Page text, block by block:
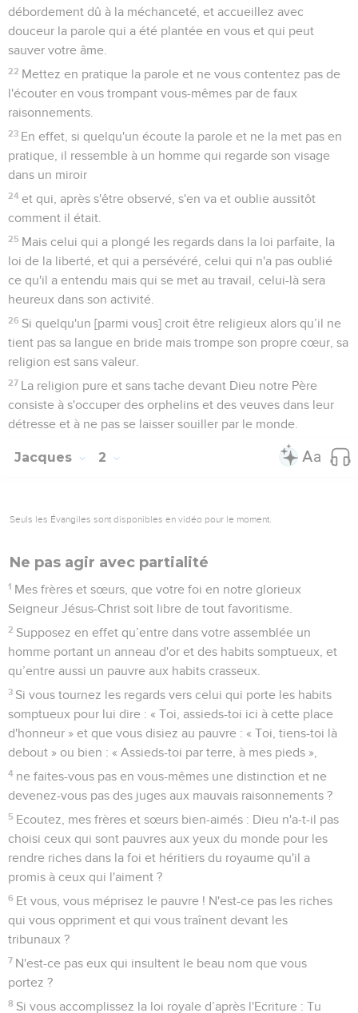
débordement dû à la méchanceté, et accueillez avec
douceur la parole qui a été plantée en vous et qui peut
sauver votre âme.
22 Mettez en pratique la parole et ne vous contentez pas de
l'écouter en vous trompant vous-mêmes par de faux
raisonnements.
23 En effet, si quelqu'un écoute la parole et ne la met pas en
pratique, il ressemble à un homme qui regarde son visage
dans un miroir
24 et qui, après s'être observé, s'en va et oublie aussitôt
comment il était.
25 Mais celui qui a plongé les regards dans la loi parfaite, la
loi de la liberté, et qui a persévéré, celui qui n'a pas oublié
ce qu'il a entendu mais qui se met au travail, celui-là sera
heureux dans son activité.
26 Si quelqu'un [parmi vous] croit être religieux alors qu’il ne
tient pas sa langue en bride mais trompe son propre cœur, sa
religion est sans valeur.
27 La religion pure et sans tache devant Dieu notre Père
consiste à s'occuper des orphelins et des veuves dans leur
détresse et à ne pas se laisser souiller par le monde.
Jacques 2
Seuls les Évangiles sont disponibles en vidéo pour le moment.
Ne pas agir avec partialité
1 Mes frères et sœurs, que votre foi en notre glorieux
Seigneur Jésus-Christ soit libre de tout favoritisme.
2 Supposez en effet qu’entre dans votre assemblée un
homme portant un anneau d'or et des habits somptueux, et
qu’entre aussi un pauvre aux habits crasseux.
3 Si vous tournez les regards vers celui qui porte les habits
somptueux pour lui dire : « Toi, assieds-toi ici à cette place
d'honneur » et que vous disiez au pauvre : « Toi, tiens-toi là
debout » ou bien : « Assieds-toi par terre, à mes pieds »,
4 ne faites-vous pas en vous-mêmes une distinction et ne
devenez-vous pas des juges aux mauvais raisonnements ?
5 Ecoutez, mes frères et sœurs bien-aimés : Dieu n'a-t-il pas
choisi ceux qui sont pauvres aux yeux du monde pour les
rendre riches dans la foi et héritiers du royaume qu'il a
promis à ceux qui l'aiment ?
6 Et vous, vous méprisez le pauvre ! N'est-ce pas les riches
qui vous oppriment et qui vous traînent devant les
tribunaux ?
7 N'est-ce pas eux qui insultent le beau nom que vous
portez ?
8 Si vous accomplissez la loi royale d’après l'Ecriture : Tu